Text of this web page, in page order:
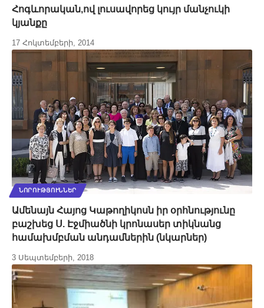
Հոգևորական,ով լուսավորեց կույր մանչուկի
կյանքը
17 Հոկտեմբերի, 2014
ՆՈՐՈՒԹՅՈՒՆՆԵՐ
Ամենայն Հայոց Կաթողիկոսն իր օրհնությունը
բաշխեց Ս. Էջմիածնի կրոնասեր տիկնանց
համախմբման անդամներին (նկարներ)
3 Սեպտեմբերի, 2018